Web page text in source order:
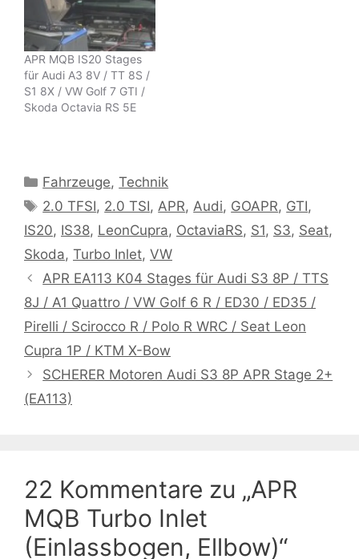
APR MQB IS20 Stages
für Audi A3 8V / TT 8S /
S1 8X / VW Golf 7 GTI /
Skoda Octavia RS 5E
Kategorien
Fahrzeuge,Technik
Schlagwörter
2.0 TFSI, 2.0 TSI,APR,Audi, GOAPR, GTI,
IS20, IS38, LeonCupra, OctaviaRS, S1, S3, Seat,
Skoda, Turbo Inlet, VW
APR EA113 K04 Stages für Audi S3 8P / TTS
8J / A1 Quattro / VW Golf 6 R / ED30 / ED35 /
Pirelli / Scirocco R / Polo R WRC / Seat Leon
Cupra 1P / KTM X-Bow
SCHERER Motoren Audi S3 8P APR Stage 2+
(EA113)
22 Kommentare zu „APR
MQB Turbo Inlet
(Einlassbogen, Ellbow)“